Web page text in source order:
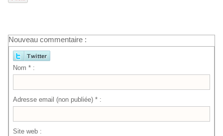
Nouveau commentaire :
Nom * :
Adresse email (non publiée) * :
Site web :